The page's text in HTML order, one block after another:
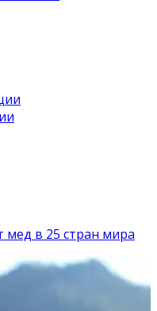
мед в 25 стран мира